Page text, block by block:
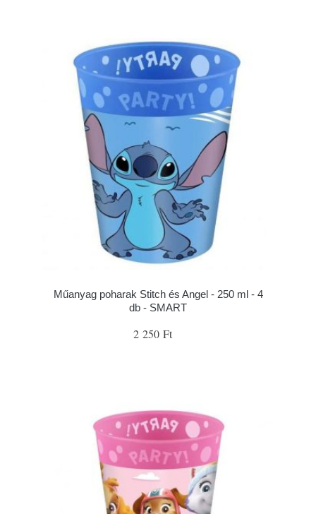
Műanyag poharak Stitch és Angel - 250 ml - 4
db - SMART
2 250 Ft